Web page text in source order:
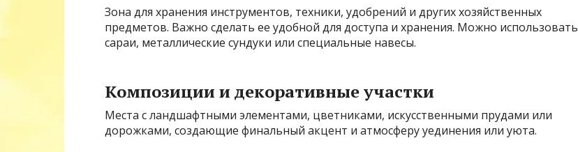
Зона для хранения инструментов, техники, удобрений и других хозяйственных
предметов. Важно сделать ее удобной для доступа и хранения. Можно использовать
сараи, металлические сундуки или специальные навесы.
Композиции и декоративные участки
Места с ландшафтными элементами, цветниками, искусственными прудами или
дорожками, создающие финальный акцент и атмосферу уединения или уюта.